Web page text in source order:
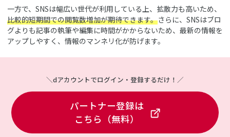
一方で、SNSは幅広い世代が利用している上、拡散力も高いため、
比較的短期間での閲覧数増加が期待できます。さらに、SNSはブロ
グよりも記事の執筆や編集に時間がかからないため、最新の情報を
アップしやすく、情報のマンネリ化が防げます。
＼dアカウントでログイン・登録するだけ！／
パートナー登録は
こちら（無料）